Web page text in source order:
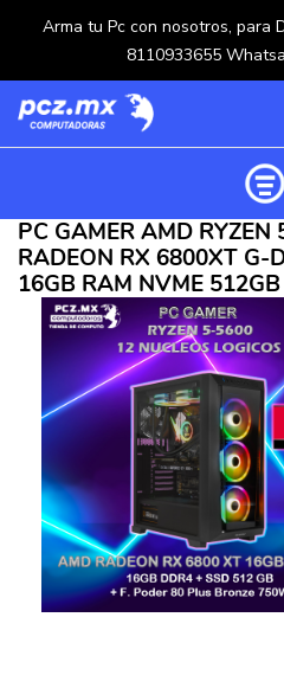
Arma tu Pc con nosotros, para
8110933655
Categorías
Carrito de compras ()
Crear una cuenta
Ingresar
Contacto
Ordenar
MOUSE
IMPRESORA DE AMPLIO
PC GAMER AMD RYZEN
RADEON RX 6800XT G-
16GB RAM NVME 512GB